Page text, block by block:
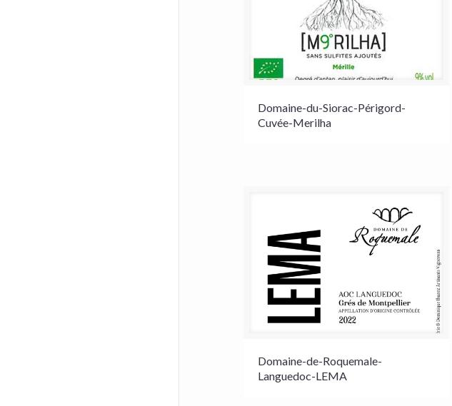
Domaine-du-Siorac-Périgord-
Cuvée-Merilha
Domaine-de-Roquemale-
Languedoc-LEMA